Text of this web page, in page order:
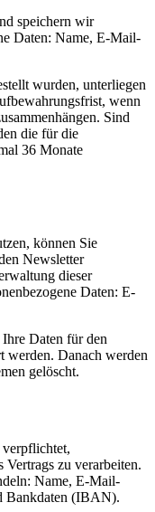
speichern wir
Daten: Name, E-Mail-
wurden, unterliegen
wenn
Sind
die für die
36 Monate
können Sie
Newsletter
dieser
Daten: E-
Daten für den
werden. Danach werden
gelöscht.
Vertrags zu verarbeiten.
Name, E-Mail-
Bankdaten (IBAN).